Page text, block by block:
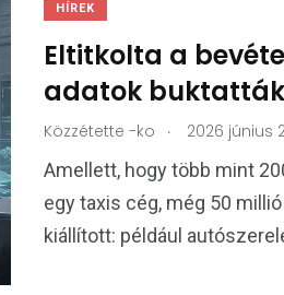
HÍREK
Eltitkolta a
adatok
Közzétette -ko . 2026 június
Amellett, hogy több mint
egy taxis cég, még 50
kiállított: például